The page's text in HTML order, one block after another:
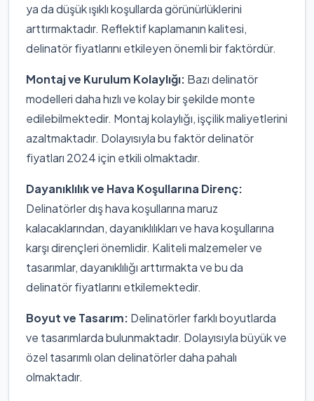
ya da düşük ışıklı koşullarda görünürlüklerini
arttırmaktadır. Reflektif kaplamanın kalitesi,
delinatör fiyatlarını etkileyen önemli bir faktördür.
Montaj ve Kurulum Kolaylığı: Bazı delinatör
modelleri daha hızlı ve kolay bir şekilde monte
edilebilmektedir. Montaj kolaylığı, işçilik maliyetlerini
azaltmaktadır. Dolayısıyla bu faktör delinatör
fiyatları 2024 için etkili olmaktadır.
Dayanıklılık ve Hava Koşullarına Direnç:
Delinatörler dış hava koşullarına maruz
kalacaklarından, dayanıklılıkları ve hava koşullarına
karşı dirençleri önemlidir. Kaliteli malzemeler ve
tasarımlar, dayanıklılığı arttırmakta ve bu da
delinatör fiyatlarını etkilemektedir.
Boyut ve Tasarım: Delinatörler farklı boyutlarda
ve tasarımlarda bulunmaktadır. Dolayısıyla büyük ve
özel tasarımlı olan delinatörler daha pahalı
olmaktadır.